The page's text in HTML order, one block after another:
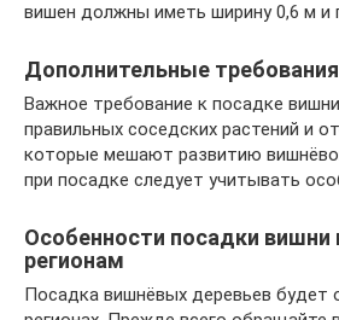
вишен должны иметь ширину 0,6 м и
Дополнительные
Важное требование к посадке
правильных соседских растений и
которые мешают развитию
при посадке следует учитывать
Особенности посадки вишни
регионам
Посадка вишнёвых деревьев будет